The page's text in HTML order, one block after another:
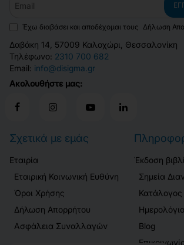
Έχω διαβάσει και αποδέχομαι τους Δήλωση
Δαβάκη 14, 57009 Καλοχώρι, Θεσσαλονίκη
Τηλέφωνο: 2310 700 682
Email: info@disigma.gr
Ακολουθήστε μας:
Σχετικά με εμάς
Εταιρία
Εταιρική Κοινωνική Ευθύνη
Όροι Χρήσης
Δήλωση Απορρήτου
Ασφάλεια Συναλλαγών
Έκδοση
Σημεία
Blog